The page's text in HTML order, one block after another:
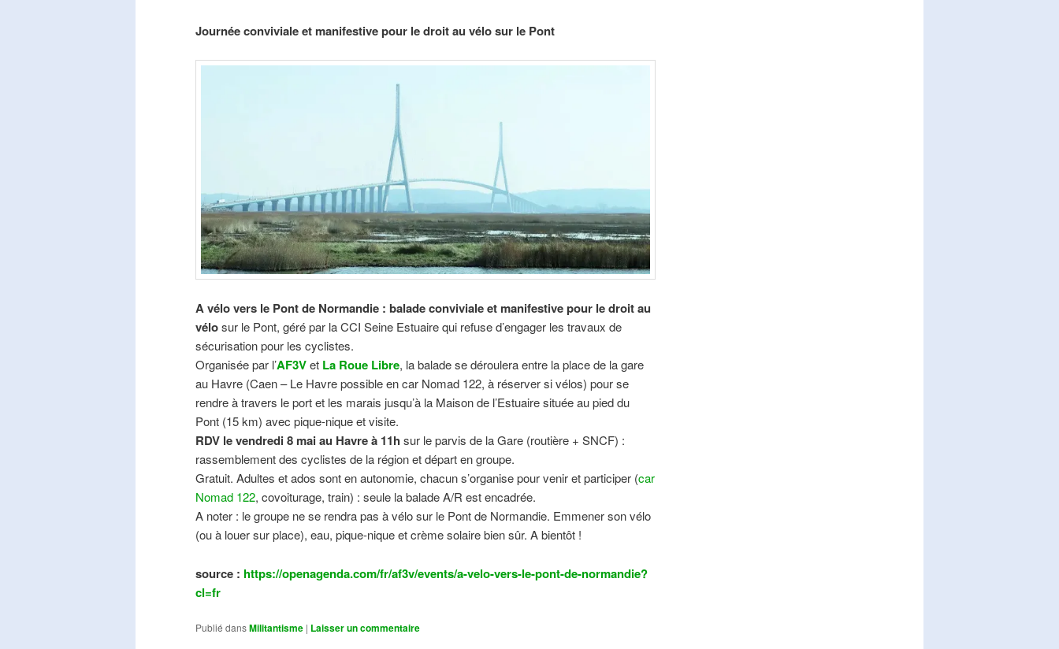
Journée conviviale et manifestive pour le droit au vélo sur le Pont
A vélo vers le Pont de Normandie : balade conviviale et manifestivepour le droit au
vélosur le Pont, géré par la CCI Seine Estuaire qui refuse d’engager les travaux de
sécurisation pour les cyclistes.
Organisée par l’AF3Vet La Roue Libre, la balade se déroulera entre la place de la gare
au Havre (Caen – Le Havre possible en car Nomad 122, à réserver si vélos) pour se
rendre à travers le port et les marais jusqu’à la Maison de l’Estuaire située au pied du
Pont (15 km) avec pique-nique et visite.
RDV le vendredi 8 mai au Havre à 11h sur le parvis de la Gare (routière + SNCF) :
rassemblement des cyclistes de la région et départ en groupe.
Gratuit. Adultes et ados sont en autonomie, chacun s’organise pour venir et participer (car
Nomad 122, covoiturage, train) : seule la balade A/R est encadrée.
A noter : le groupe ne se rendra pas à vélo sur le Pont de Normandie. Emmener son vélo
(ou à louer sur place), eau, pique-nique et crème solaire bien sûr. A bientôt !
source : https://openagenda.com/fr/af3v/events/a-velo-vers-le-pont-de-normandie?
cl=fr
Publié dansMilitantisme | Laisser un commentaire